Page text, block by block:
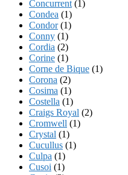
Concurrent (1)
Condea (1)
Condor(1)
Conny (1)
Cordia (2)
Corine (1)
Corne de Bique (1)
Corona (2)
Cosima (1)
Costella (1)
Craigs Royal (2)
Cromwell (1)
Crystal (1)
Cucullus (1)
Culpa (1)
Cusoi (1)